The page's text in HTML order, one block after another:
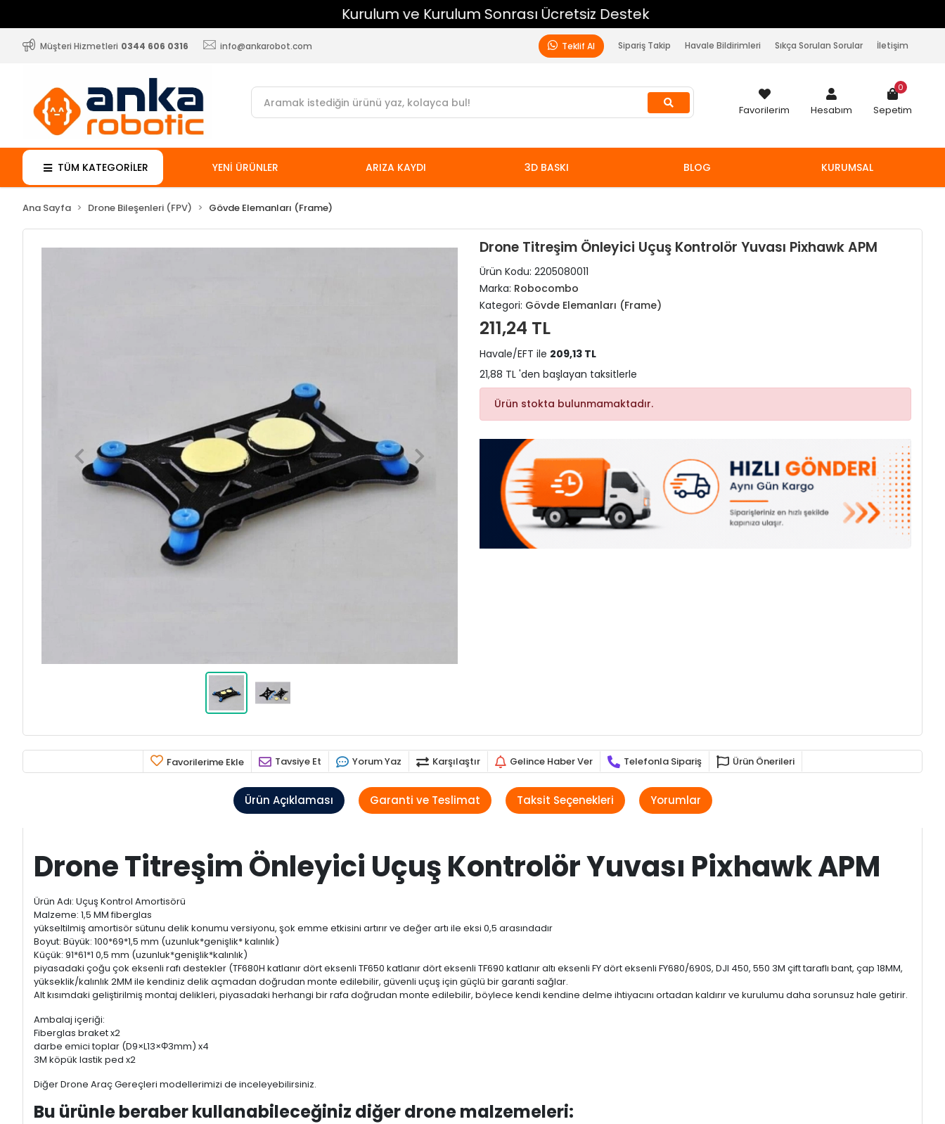
Kurulum ve Kurulum Sonrası Ücretsiz Destek
Müşteri Hizmetleri 0344 606 0316 info@ankarobot.com Teklif Al Sipariş Takip Havale Bildirimleri Sıkça Sorulan Sorular İletişim
Favorilerim Hesabım Sepetim
0
TÜM KATEGORİLER YENİ ÜRÜNLER ARIZA KAYDI 3D BASKI BLOG KURUMSAL
Ana Sayfa Drone Bileşenleri (FPV) Gövde Elemanları (Frame)
Drone Titreşim Önleyici Uçuş Kontrolör Yuvası Pixhawk APM
Ürün Kodu: 2205080011
Marka: Robocombo
Kategori: Gövde Elemanları (Frame)
211,24 TL
Havale/EFT ile 209,13 TL
21,88 TL 'den başlayan taksitlerle
Ürün stokta bulunmamaktadır.
Favorilerime Ekle Tavsiye Et Yorum Yaz Karşılaştır Gelince Haber Ver Telefonla Sipariş Ürün Önerileri
Ürün Açıklaması Garanti ve Teslimat Taksit Seçenekleri Yorumlar
Drone Titreşim Önleyici Uçuş Kontrolör Yuvası Pixhawk APM
Ürün Adı: Uçuş Kontrol Amortisörü
Malzeme: 1,5 MM fiberglas
yükseltilmiş amortisör sütunu delik konumu versiyonu, şok emme etkisini artırır ve değer artı ile eksi 0,5 arasındadır
Boyut: Büyük: 100*69*1,5 mm (uzunluk*genişlik* kalınlık)
Küçük: 91*61*1 0,5 mm (uzunluk*genişlik*kalınlık)
piyasadaki çoğu çok eksenli rafı destekler (TF680H katlanır dört eksenli TF650 katlanır dört eksenli TF690 katlanır altı eksenli FY dört eksenli FY680/690S, DJI 450, 550 3M çift taraflı bant, çap 18MM,
yükseklik/kalınlık 2MM ile kendiniz delik açmadan doğrudan monte edilebilir, güvenli uçuş için güçlü bir garanti sağlar.
Alt kısımdaki geliştirilmiş montaj delikleri, piyasadaki herhangi bir rafa doğrudan monte edilebilir, böylece kendi kendine delme ihtiyacını ortadan kaldırır ve kurulumu daha sorunsuz hale getirir.
Ambalaj içeriği:
Fiberglas braket x2
darbe emici toplar (D9×L13×Φ3mm) x4
3M köpük lastik ped x2
Diğer Drone Araç Gereçleri modellerimizi de inceleyebilirsiniz.
Bu ürünle beraber kullanabileceğiniz diğer drone malzemeleri: